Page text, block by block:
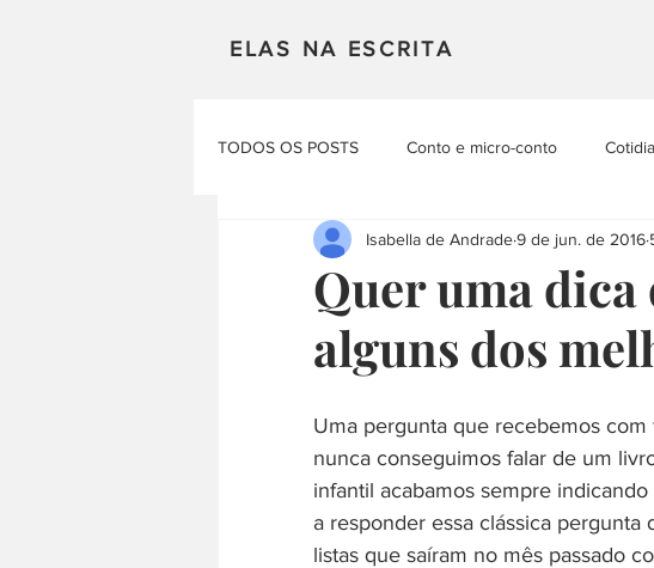
ELAS NA ESCRITA
TODOS OS POSTS Conto e micro-conto
Mulheres em Cena Poesia Projetos
Materias Literarias Produçao Autoral
Quer uma dica
alguns dos
Isabella de Andrade9 de jun. de 2016
Uma pergunta que recebemos
nunca conseguimos falar de um
infantil acabamos sempre
a responder essa clássica pergunta
listas que saíram no mês passado